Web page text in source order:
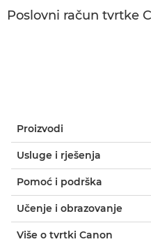
Poslovni račun tvrtke
Proizvodi
Usluge i rješenja
Pomoć i podrška
Učenje i obrazovanje
Više o tvrtki Canon